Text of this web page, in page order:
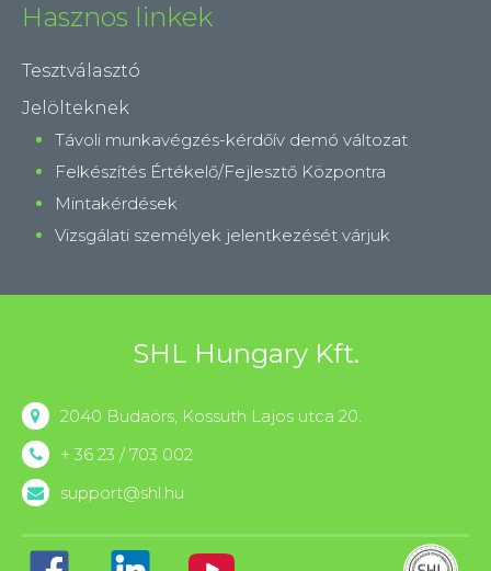
Hasznos linkek
Tesztválasztó
Jelölteknek
Távoli munkavégzés-kérdőív demó változat
Felkészítés Értékelő/Fejlesztő Központra
Mintakérdések
Vizsgálati személyek jelentkezését várjuk
SHL Hungary Kft.
2040 Budaörs, Kossuth Lajos utca 20.
+ 36 23 / 703 002
support@shl.hu